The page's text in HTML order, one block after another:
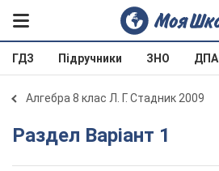
ГДЗ Підручники ЗНО ДПА
Алгебра 8 клас Л. Г. Стадник 2009
Раздел Варіант 1